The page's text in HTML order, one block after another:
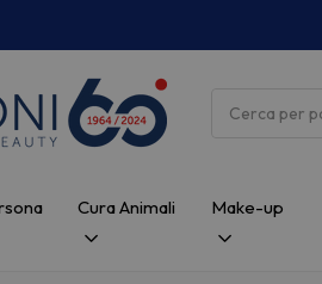
Cura Animali Make-up